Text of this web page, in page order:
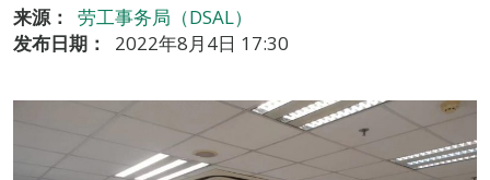
来源：
劳工事务局（DSAL）
发布日期：
2022年8月4日 17:30